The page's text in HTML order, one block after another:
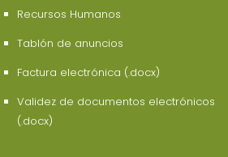
Recursos Humanos
Tablón de anuncios
Factura electrónica (.docx)
Validez de documentos electrónicos
(.docx)